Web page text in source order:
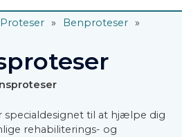
Proteser » Benproteser »
specialdesignet til at hjælpe dig
rehabiliterings- og